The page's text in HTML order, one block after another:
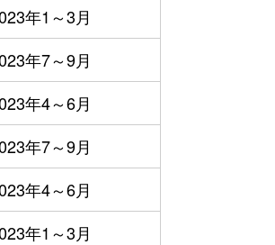
年1～3月
年7～9月
年4～6月
年7～9月
年4～6月
年1～3月